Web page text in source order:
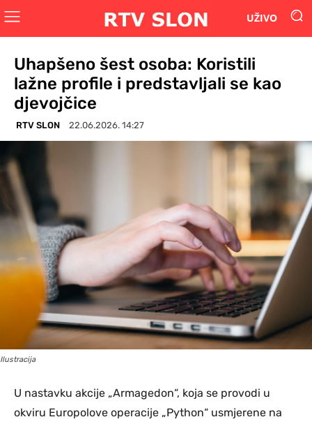
UŽIVO
Uhapšeno šest osoba: Koristili
lažne profile i predstavljali se kao
djevojčice
RTV SLON 22.06.2026. 14:27
Ilustracija
U nastavku akcije „Armagedon“, koja se provodi u
okviru Europolove operacije „Python“ usmjerene na